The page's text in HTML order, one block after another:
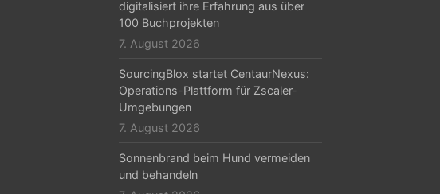
digitalisiert ihre Erfahrung aus über
100 Buchprojekten
7. August 2026
SourcingBlox startet CentaurNexus:
Operations-Plattform für Zscaler-
Umgebungen
7. August 2026
Sonnenbrand beim Hund vermeiden
und behandeln